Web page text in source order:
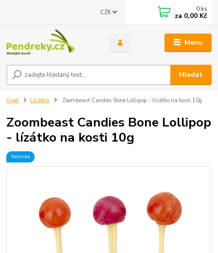
Menu
CZK
Hledat
0 ks
za 0,00 Kč
Úvod Lízátka Zoombeast Candies Bone Lollipop - lízátko na kosti 10g
Zoombeast Candies Bone Lollipop
- lízátko na kosti 10g
Novinka